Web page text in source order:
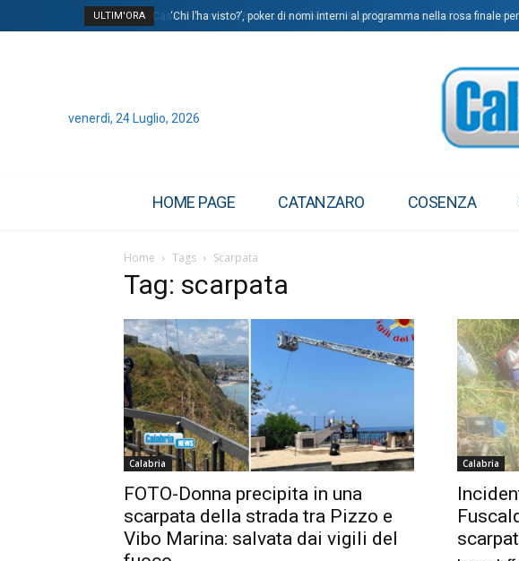
ULTIM'ORA ‘Chi l’ha visto?’, poker di nomi interni al programma nella rosa finale per
venerdì, 24 Luglio, 2026
HOME PAGE CATANZARO COSENZA
Home Tags Scarpata
Tag: scarpata
Calabria
FOTO-Donna precipita in una
scarpata della strada tra Pizzo e
Vibo Marina: salvata dai vigili del
Calabria